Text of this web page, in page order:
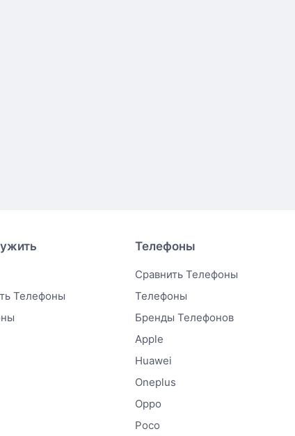
Телефоны
Телефоны
Сравнить Телефоны
Телефоны
Бренды Телефонов
Apple
Huawei
Oneplus
Oppo
Poco